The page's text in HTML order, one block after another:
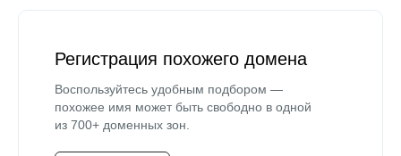
Регистрация похожего домена
Воспользуйтесь удобным подбором —
похожее имя может быть свободно в одной
из 700+ доменных зон.